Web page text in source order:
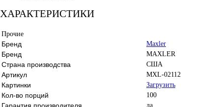
ХАРАКТЕРИСТИКИ
Прочие
Бренд Maxler
Бренд MAXLER
Страна производства США
Артикул MXL-02112
Картинки Загрузить
Кол-во порций 100
Гарантия производителя да